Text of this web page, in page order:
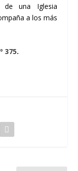
de una Iglesia
a los más
375.